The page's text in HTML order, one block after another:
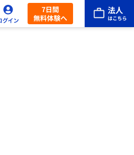
7日間
無料体験へ